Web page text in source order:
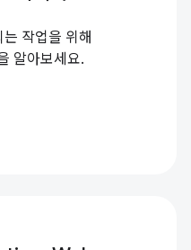
작업을 위해
알아보세요.